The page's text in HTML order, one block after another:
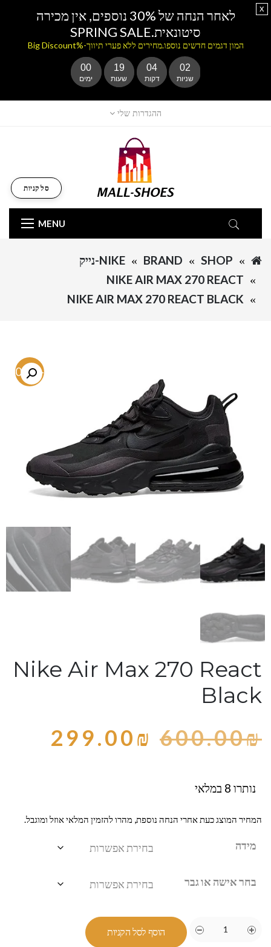
ההגדרות שלי
MENU
סל קניות
SHOP
BRAND
NIKE-נייק
NIKE AIR MAX 270 REACT
NIKE AIR MAX 270 REACT BLACK
-50.2%
Nike Air Max 270 React
Black
600.00₪
299.00₪
נותרו 8 במלאי
המחיר המוצג כעת אחרי הנחה נוספת, מהרו להזמין המלאי אוזל ומוגבל.
מידה
בחר אישה או גבר
הוסף לסל הקניות
לאחר הנחה של 30% נוספים, אין מכירה
סיטונאית.SPRING SALE
המון דגמים חדשים נוספו.מחירים ללא פערי תיווך-%Big Discount
00
ימים
19
שעות
04
דקות
02
שניות
x